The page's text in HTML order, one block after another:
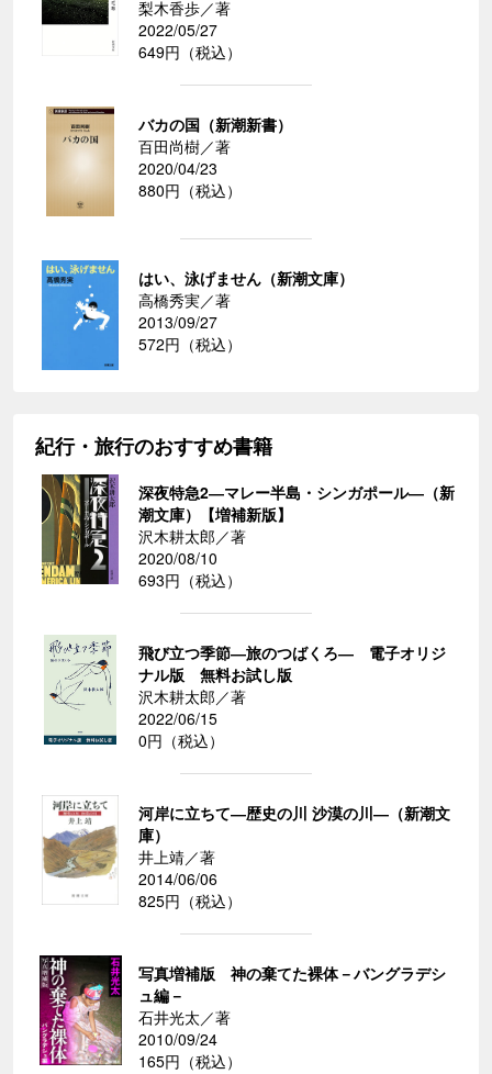
梨木香歩／著
2022/05/27
649円（税込）
バカの国（新潮新書）
百田尚樹／著
2020/04/23
880円（税込）
はい、泳げません（新潮文庫）
高橋秀実／著
2013/09/27
572円（税込）
紀行・旅行のおすすめ書籍
深夜特急2―マレー半島・シンガポール―（新
潮文庫）【増補新版】
沢木耕太郎／著
2020/08/10
693円（税込）
飛び立つ季節―旅のつばくろ― 電子オリジ
ナル版 無料お試し版
沢木耕太郎／著
2022/06/15
0円（税込）
河岸に立ちて―歴史の川 沙漠の川―（新潮文
庫）
井上靖／著
2014/06/06
825円（税込）
写真増補版 神の棄てた裸体－バングラデシ
ュ編－
石井光太／著
2010/09/24
165円（税込）